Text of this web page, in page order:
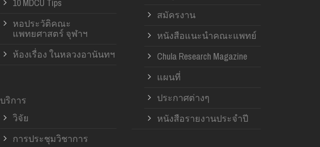
10 MDCU Tips
หอประวัติคณะ
แพทยศาสตร์ จุฬาฯ
ห้องเรื่อง ในหลวงอานันทฯ
บริการ
วิจัย
การประชุมวิชาการ
สมัครงาน
หนังสือแนะนำคณะแพทย์
Chula Research Magazine
แผนที่
ประกาศต่างๆ
หนังสือรายงานประจำปี